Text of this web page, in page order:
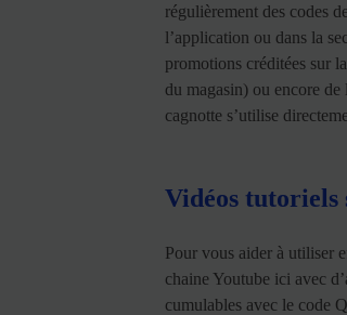
régulièrement des codes
l’application ou dans la
promotions créditées sur
du magasin) ou encore
cagnotte s’utilise
Vidéos tutoriels
Pour vous aider à utiliser
chaine Youtube ici avec
cumulables avec le code